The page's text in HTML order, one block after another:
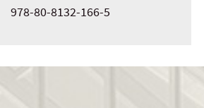
978-80-8132-166-5